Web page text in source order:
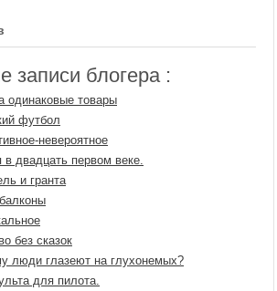
записи блогера :
одинаковые товары
футбол
невероятное
в двадцать первом веке.
и гранта
без сказок
люди глазеют на глухонемых?
для пилота.